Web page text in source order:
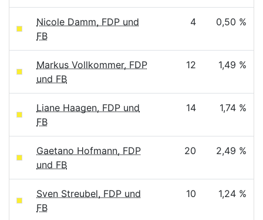
Nicole Damm, FDP und
FB
4 0,50 %
Markus Vollkommer, FDP
und FB
12 1,49 %
Liane Haagen, FDP und
FB
14 1,74 %
Gaetano Hofmann, FDP
und FB
20 2,49 %
Sven Streubel, FDP und
FB
10 1,24 %